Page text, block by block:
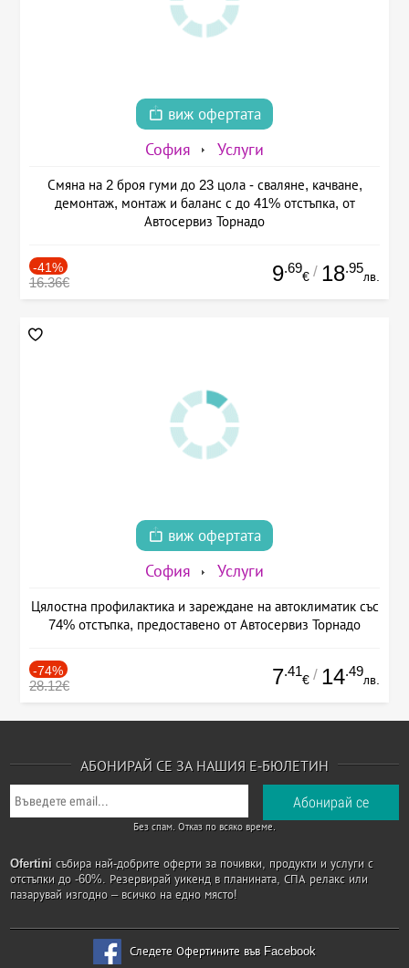
виж офертата
София Услуги
Смяна на 2 броя гуми до 23 цола - сваляне, качване,
демонтаж, монтаж и баланс с до 41% отстъпка, от
Автосервиз Торнадо
-41%
16.36€ 9.69
€ / 18.95
лв.
виж офертата
София Услуги
Цялостна профилактика и зареждане на автоклиматик със
74% отстъпка, предоставено от Автосервиз Торнадо
-74%
28.12€ 7.41
€ / 14.49
лв.
АБОНИРАЙ СЕ ЗА НАШИЯ Е-БЮЛЕТИН
Без спам. Отказ по всяко време.
Ofertini събира най-добрите оферти за почивки, продукти и услуги с
отстъпки до -60%. Резервирай уикенд в планината, СПА релакс или
пазарувай изгодно – всичко на едно място!
Следете Офертините във Facebook